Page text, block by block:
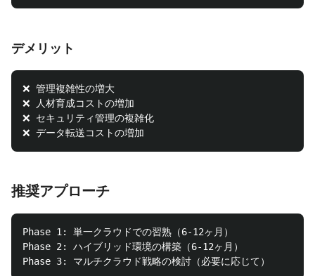
デメリット
❌ 管理複雑性の増大
❌ 人材育成コストの増加
❌ セキュリティ管理の複雑化
推奨アプローチ
Phase 1: 単一クラウドでの習熟（6-12ヶ月）
Phase 2: ハイブリッド環境の構築（6-12ヶ月）